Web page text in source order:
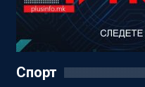
Спорт